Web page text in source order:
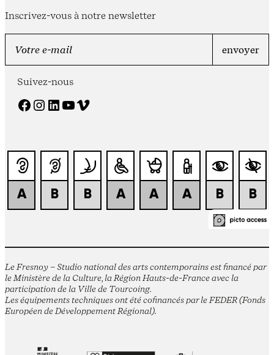
Inscrivez-vous à notre newsletter
Suivez-nous
Facebook Instagram LinkedIn YouTube Vimeo
Le Fresnoy – Studio national des arts contemporains est financé par
le Ministère de la Culture, la Région Hauts-de-France avec la
participation de la Ville de Tourcoing.
Les équipements techniques ont été cofinancés par le FEDER (Fonds
Européen de Développement Régional).